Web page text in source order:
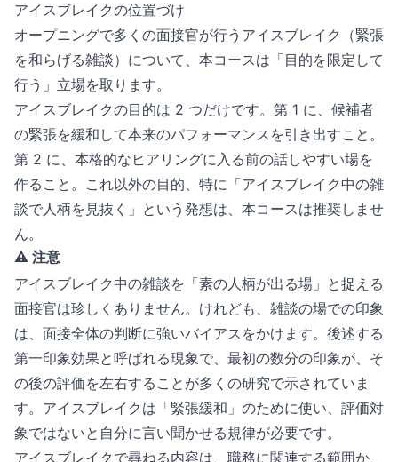
アイスブレイクの位置づけ
オープニングで多くの面接官が行うアイスブレイク（緊張
を和らげる雑談）について、本コースは「目的を限定して
行う」立場を取ります。
アイスブレイクの目的は 2 つだけです。第 1 に、候補者
の緊張を緩和して本来のパフォーマンスを引き出すこと。
第 2 に、本格的なヒアリングに入る前の話しやすい場を
作ること。これ以外の目的、特に「アイスブレイク中の雑
談で人柄を見抜く」という発想は、本コースは推奨しませ
ん。
⚠️ 注意
アイスブレイク中の雑談を「素の人柄が出る場」と捉える
面接官は珍しくありません。けれども、雑談の場での印象
は、面接全体の判断に強いバイアスをかけます。後述する
第一印象効果と呼ばれる現象で、最初の数分の印象が、そ
の後の評価を左右することが多くの研究で示されていま
す。アイスブレイクは「緊張緩和」のために使い、評価対
象ではないと自分に言い聞かせる規律が必要です。
アイスブレイクで尋ねる内容は、職務に関連する範囲か、